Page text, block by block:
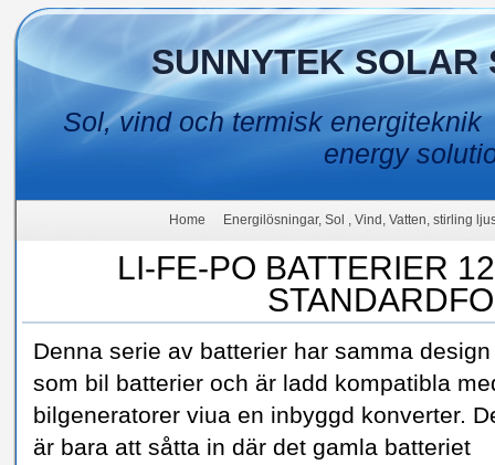
SUNNYTEK SOLAR
Sol, vind och termisk
energy
Home Energilösningar, Sol , Vind, Vatten, stirling
LI-FE-PO BATTERIER
Denna serie av batterier har samma design
som bil batterier och är ladd kompatibla
bilgeneratorer viua en inbyggd konverter.
är bara att såtta in där det gamla batteriet